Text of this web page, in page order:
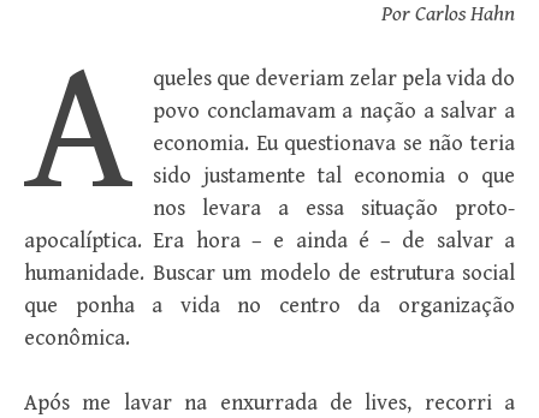
Por Carlos Hahn
A
queles que deveriam zelar pela vida do
povo conclamavam a nação a salvar a
economia. Eu questionava se não teria
sido justamente tal economia o que
nos levara a essa situação proto-
apocalíptica. Era hora – e ainda é – de salvar a
humanidade. Buscar um modelo de estrutura social
que ponha a vida no centro da organização
econômica.
Após me lavar na enxurrada de lives, recorri a